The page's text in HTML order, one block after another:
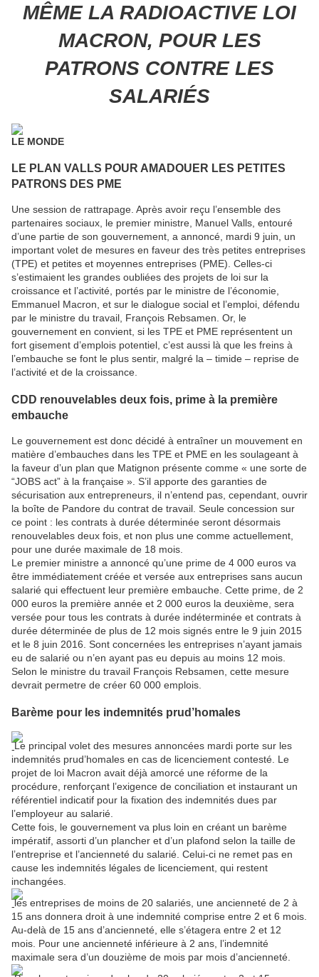
MÊME LA RADIOACTIVE LOI
MACRON, POUR LES
PATRONS CONTRE LES
SALARIÉS
LE MONDE
LE PLAN VALLS POUR AMADOUER LES PETITES
PATRONS DES PME
Une session de rattrapage. Après avoir reçu l’ensemble des
partenaires sociaux, le premier ministre, Manuel Valls, entouré
d’une partie de son gouvernement, a annoncé, mardi 9 juin, un
important volet de mesures en faveur des très petites entreprises
(TPE) et petites et moyennes entreprises (PME). Celles-ci
s’estimaient les grandes oubliées des projets de loi sur la
croissance et l’activité, portés par le ministre de l’économie,
Emmanuel Macron, et sur le dialogue social et l’emploi, défendu
par le ministre du travail, François Rebsamen. Or, le
gouvernement en convient, si les TPE et PME représentent un
fort gisement d’emplois potentiel, c’est aussi là que les freins à
l’embauche se font le plus sentir, malgré la – timide – reprise de
l’activité et de la croissance.
CDD renouvelables deux fois, prime à la première
embauche
Le gouvernement est donc décidé à entraîner un mouvement en
matière d’embauches dans les TPE et PME en les soulageant à
la faveur d’un plan que Matignon présente comme « une sorte de
“JOBS act” à la française ». S’il apporte des garanties de
sécurisation aux entrepreneurs, il n’entend pas, cependant, ouvrir
la boîte de Pandore du contrat de travail. Seule concession sur
ce point : les contrats à durée déterminée seront désormais
renouvelables deux fois, et non plus une comme actuellement,
pour une durée maximale de 18 mois.
Le premier ministre a annoncé qu’une prime de 4 000 euros va
être immédiatement créée et versée aux entreprises sans aucun
salarié qui effectuent leur première embauche. Cette prime, de 2
000 euros la première année et 2 000 euros la deuxième, sera
versée pour tous les contrats à durée indéterminée et contrats à
durée déterminée de plus de 12 mois signés entre le 9 juin 2015
et le 8 juin 2016. Sont concernées les entreprises n’ayant jamais
eu de salarié ou n’en ayant pas eu depuis au moins 12 mois.
Selon le ministre du travail François Rebsamen, cette mesure
devrait permetre de créer 60 000 emplois.
Barème pour les indemnités prud’homales
Le principal volet des mesures annoncées mardi porte sur les
indemnités prud’homales en cas de licenciement contesté. Le
projet de loi Macron avait déjà amorcé une réforme de la
procédure, renforçant l’exigence de conciliation et instaurant un
référentiel indicatif pour la fixation des indemnités dues par
l’employeur au salarié.
Cette fois, le gouvernement va plus loin en créant un barème
impératif, assorti d’un plancher et d’un plafond selon la taille de
l’entreprise et l’ancienneté du salarié. Celui-ci ne remet pas en
cause les indemnités légales de licenciement, qui restent
inchangées.
les entreprises de moins de 20 salariés, une ancienneté de 2 à
15 ans donnera droit à une indemnité comprise entre 2 et 6 mois.
Au-delà de 15 ans d’ancienneté, elle s’étagera entre 2 et 12
mois. Pour une ancienneté inférieure à 2 ans, l’indemnité
maximale sera d’un douzième de mois par mois d’ancienneté.